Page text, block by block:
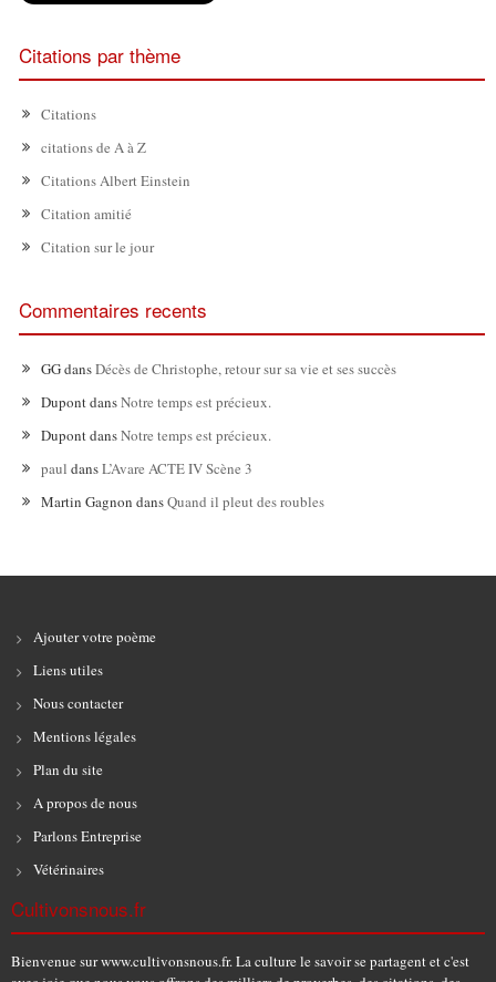
Citations par thème
Citations
citations de A à Z
Citations Albert Einstein
Citation amitié
Citation sur le jour
Commentaires recents
GGdansDécès de Christophe, retour sur sa vie et ses succès
DupontdansNotre temps est précieux.
DupontdansNotre temps est précieux.
paul dansL’Avare ACTE IV Scène 3
Martin Gagnon dansQuand il pleut des roubles
Ajouter votre poème
Liens utiles
Nous contacter
Mentions légales
Plan du site
A propos de nous
Parlons Entreprise
Vétérinaires
Cultivonsnous.fr
Bienvenue sur www.cultivonsnous.fr. La culture le savoir se partagent et c'est